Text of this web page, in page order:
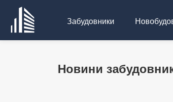
Забудовники
Новини